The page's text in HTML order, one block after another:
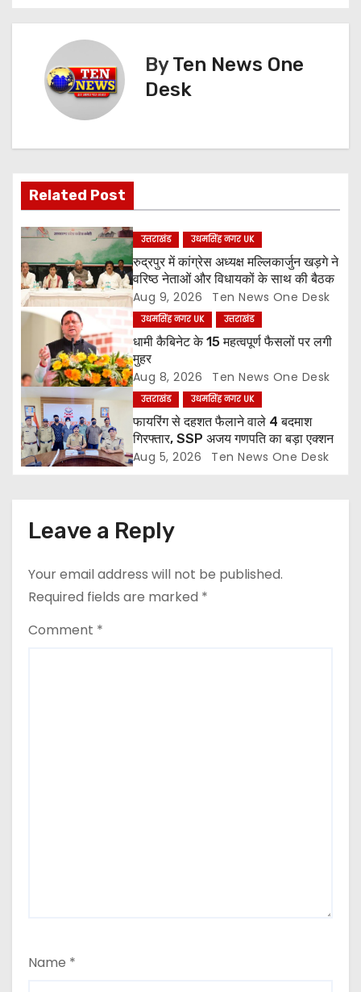
v
i
g
a
t
i
n
ByTen News One
Desk
Related Post
उत्तराखंड उधमसिंह नगर UK
रुद्रपुर में कांग्रेस अध्यक्ष मल्लिकार्जुन खड़गे ने
वरिष्ठ नेताओं और विधायकों के साथ की बैठक
Aug 9, 2026 Ten News One Desk
उधमसिंह नगर UK उत्तराखंड
धामी कैबिनेट के 15 महत्वपूर्ण फैसलों पर लगी
मुहर
Aug 8, 2026 Ten News One Desk
उत्तराखंड उधमसिंह नगर UK
फायरिंग से दहशत फैलाने वाले 4 बदमाश
गिरफ्तार, SSP अजय गणपति का बड़ा एक्शन
Aug 5, 2026 Ten News One Desk
Leave a Reply
Your email address will not be published.
Required fields are marked *
Comment *
Name *